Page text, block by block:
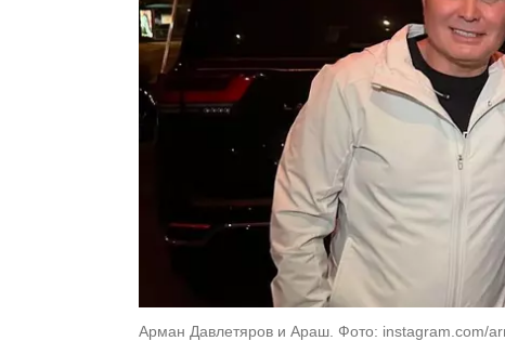
Арман Давлетяров и Араш. Фото: instagram.com/